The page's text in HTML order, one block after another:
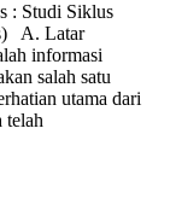
: Studi Siklus
A. Latar
informasi
salah satu
utama dari
telah